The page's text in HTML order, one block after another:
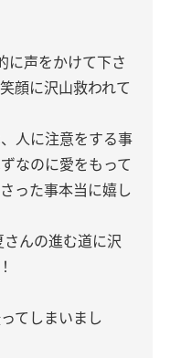
に声をかけて下さ
顔に沢山救われて
人に注意をする事
なのに愛をもって
った事本当に嬉し
さんの進む道に沢
てしまいまし